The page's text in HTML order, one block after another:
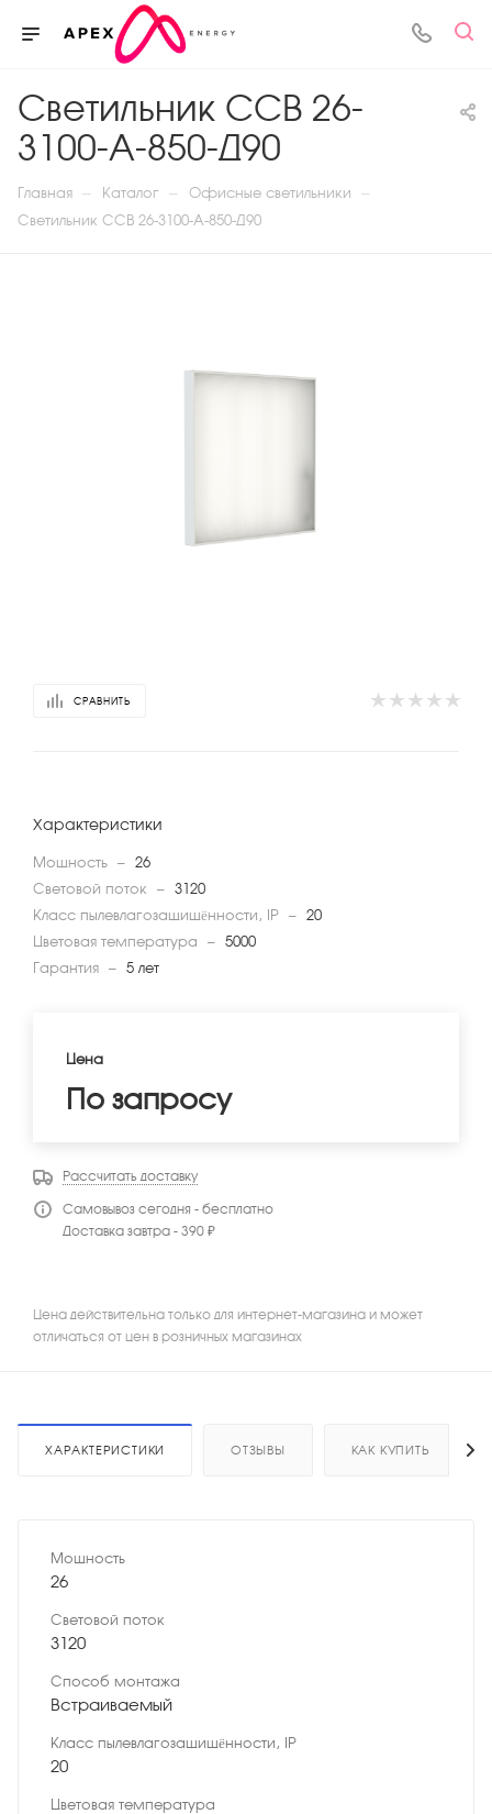
Светильник ССВ 26-
3100-А-850-Д90
Главная — Каталог — Офисные светильники —
Светильник ССВ 26-3100-А-850-Д90
СРАВНИТЬ
Характеристики
Мощность — 26
Световой поток
— 3120
Класс пылевлагозащищённости, IP — 20
Цветовая температура
— 5000
Гарантия — 5 лет
Цена
По запросу
Рассчитать доставку
Самовывоз сегодня - бесплатно
Доставка завтра - 390 ₽
Цена действительна только для интернет-магазина и может
отличаться от цен в розничных магазинах
ХАРАКТЕРИСТИКИ ОТЗЫВЫ КАК КУПИТЬ
Мощность
26
Световой поток
3120
Способ монтажа
Встраиваемый
Класс пылевлагозащищённости, IP
20
Цветовая температура